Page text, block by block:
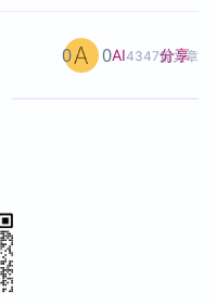
AI4347篇文章
0 0 分享